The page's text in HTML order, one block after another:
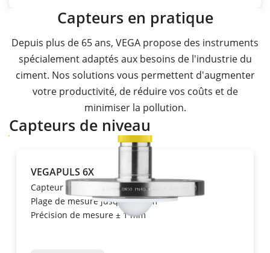
Capteurs en pratique
Depuis plus de 65 ans, VEGA propose des instruments
spécialement adaptés aux besoins de l'industrie du
ciment. Nos solutions vous permettent d'augmenter
votre productivité, de réduire vos coûts et de
minimiser la pollution.
Capteurs de niveau
VEGAPULS 6X
Capteur radar
Plage de mesure jusqu'à 120 m
Précision de mesure ± 1 mm